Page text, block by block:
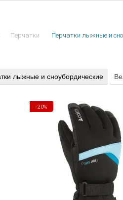
Перчатки Перчатки лыжные и
лыжные и сноубордические
−20%